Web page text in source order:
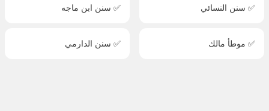
✅ سنن النسائي ✅ سنن ابن ماجه
✅ موطأ مالك ✅ سنن الدارمي